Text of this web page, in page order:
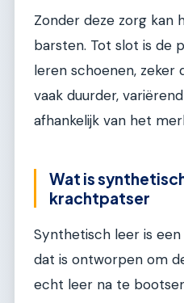
Zonder deze zorg kan
barsten. Tot slot is de
leren schoenen, zeker
vaak duurder,
afhankelijk van het
Wat is
krachtpatser
Synthetisch leer is
dat is ontworpen om
echt leer na te